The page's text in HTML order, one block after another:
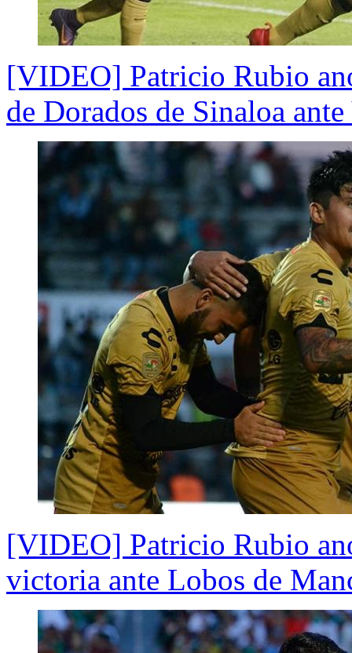
[VIDEO] Patricio Rubio
de Dorados de Sinaloa ante
[VIDEO] Patricio Rubio
victoria ante Lobos de